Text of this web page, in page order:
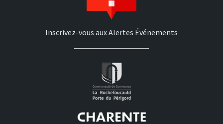
Inscrivez-vous aux Alertes Événements